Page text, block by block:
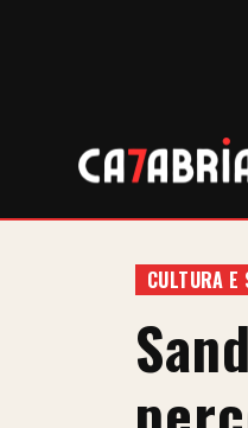
CULTURA E